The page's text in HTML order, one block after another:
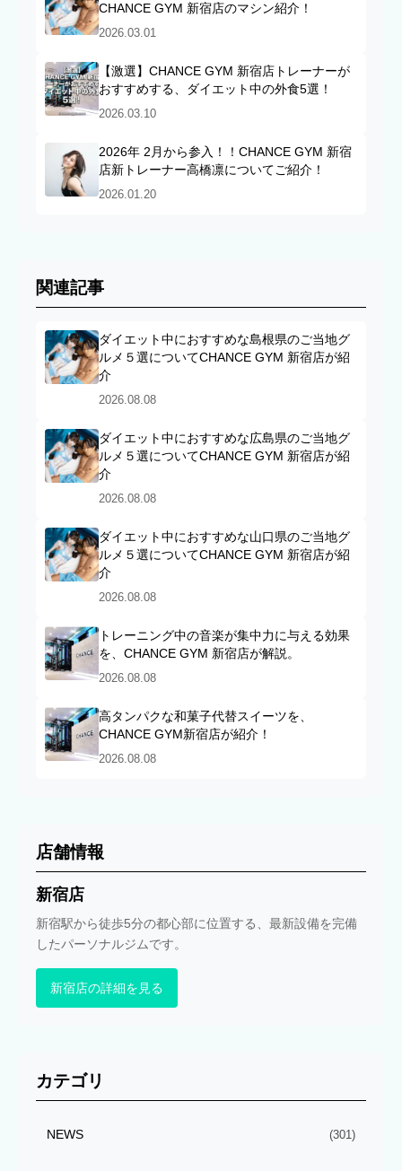
CHANCE GYM 新宿店のマシン紹介！
2026.03.01
【激選】CHANCE GYM 新宿店トレーナーが
おすすめする、ダイエット中の外食5選！
2026.03.10
2026年 2月から参入！！CHANCE GYM 新宿
店新トレーナー高橋凛についてご紹介！
2026.01.20
関連記事
ダイエット中におすすめな島根県のご当地グ
ルメ５選についてCHANCE GYM 新宿店が紹
介
2026.08.08
ダイエット中におすすめな広島県のご当地グ
ルメ５選についてCHANCE GYM 新宿店が紹
介
2026.08.08
ダイエット中におすすめな山口県のご当地グ
ルメ５選についてCHANCE GYM 新宿店が紹
介
2026.08.08
トレーニング中の音楽が集中力に与える効果
を、CHANCE GYM 新宿店が解説。
2026.08.08
高タンパクな和菓子代替スイーツを、
CHANCE GYM新宿店が紹介！
2026.08.08
店舗情報
新宿店
新宿駅から徒歩5分の都心部に位置する、最新設備を完備
したパーソナルジムです。
新宿店の詳細を見る
カテゴリ
NEWS (301)